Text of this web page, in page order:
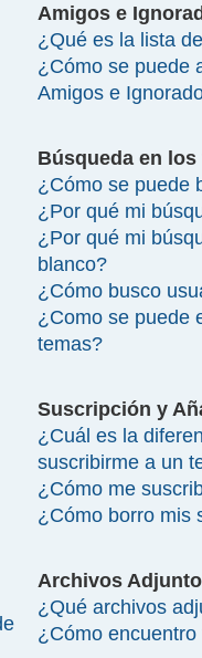
Amigos e
¿Qué es la lista
¿Cómo se puede
Amigos e
Búsqueda en
¿Cómo se puede
¿Por qué mi
¿Por qué mi
blanco?
¿Cómo busco
¿Como se puede
temas?
Suscripción y
¿Cuál es la
suscribirme a un
¿Cómo me
¿Cómo borro mis
Archivos
¿Qué archivos
¿Cómo